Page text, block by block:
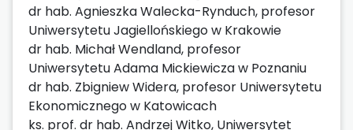
dr hab. Agnieszka Walecka-Rynduch, profesor
Uniwersytetu Jagiellońskiego w Krakowie
dr hab. Michał Wendland, profesor
Uniwersytetu Adama Mickiewicza w Poznaniu
dr hab. Zbigniew Widera, profesor Uniwersytetu
Ekonomicznego w Katowicach
ks. prof. dr hab. Andrzej Witko, Uniwersytet